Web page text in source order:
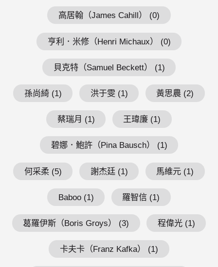
高居翰（James Cahill） (0)
亨利．米修（Henri Michaux） (0)
貝克特（Samuel Beckett） (1)
孫尚綺 (1) 洪于雯 (1) 黃思農 (2)
蔡瑞月 (1) 王瑋廉 (1)
碧娜．鮑許（Pina Bausch） (1)
何采柔 (5) 謝杰廷 (1) 馬維元 (1)
Baboo (1) 羅智信 (1)
葛羅伊斯（Boris Groys） (3) 程偉光 (1)
卡夫卡（Franz Kafka） (1)